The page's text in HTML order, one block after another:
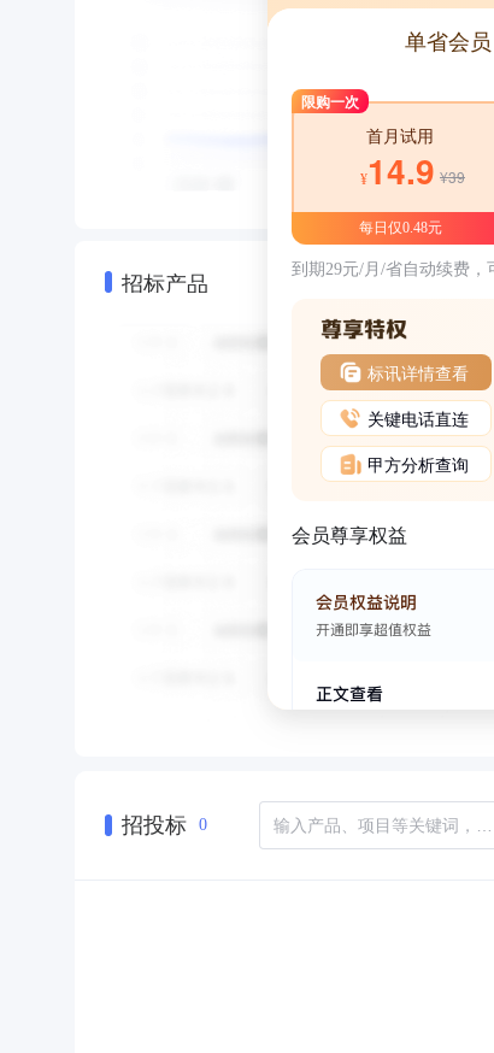
招标产品
单省会员
限购一次
首月试用
¥14.9 ¥39
每日仅0.48元
到期29元/月/省自动续费，
标讯详情查看
关键电话直连
甲方分析查询
会员尊享权益
招投标 0